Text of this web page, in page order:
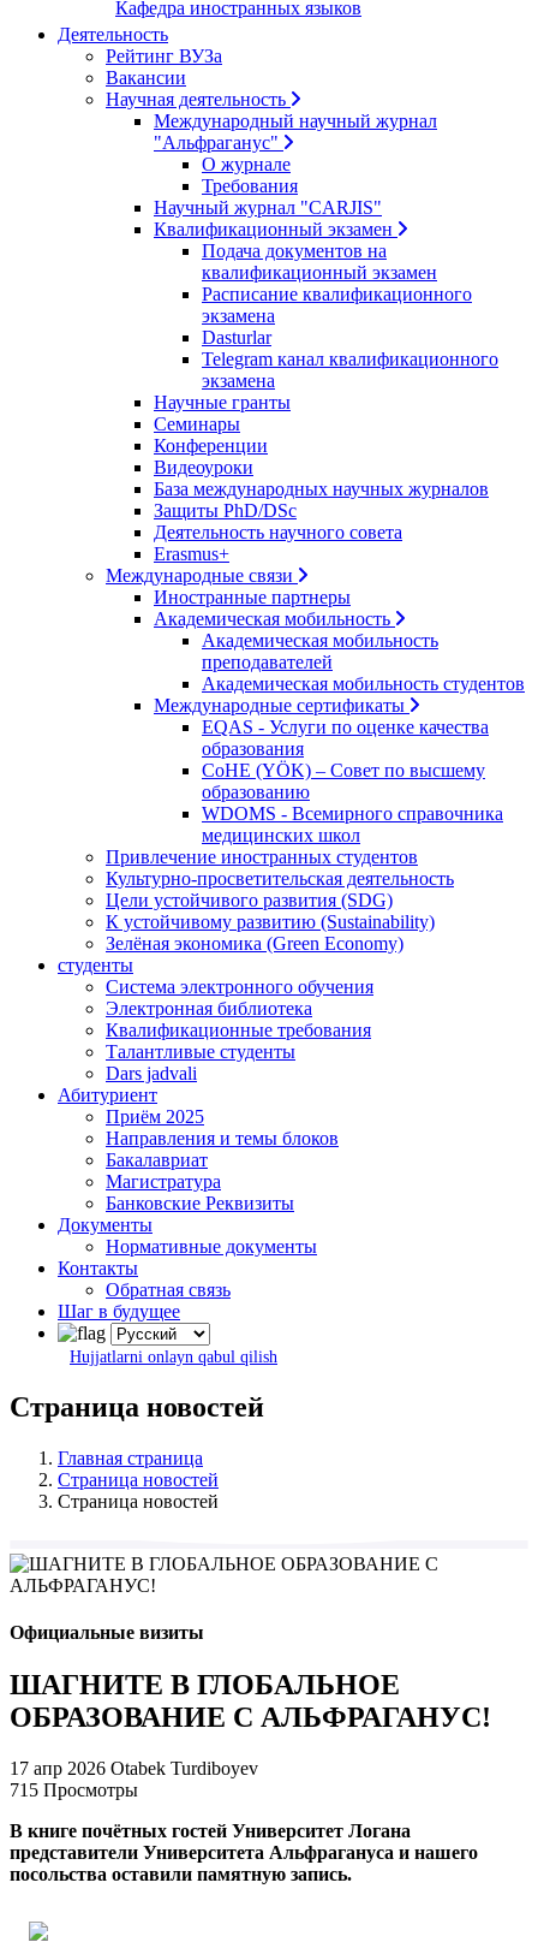
Кафедра иностранных языков
Деятельность
Рейтинг ВУЗа
Вакансии
Научная деятельность
Международный научный журнал
"Альфраганус"
О журнале
Требования
Научный журнал "CARJIS"
Квалификационный экзамен
Подача документов на
квалификационный экзамен
Расписание квалификационного
экзамена
Dasturlar
Telegram канал квалификационного
экзамена
Научные гранты
Семинары
Конференции
Видеоуроки
База международных научных журналов
Защиты PhD/DSc
Деятельность научного совета
Erasmus+
Международные связи
Иностранные партнеры
Академическая мобильность
Академическая мобильность
преподавателей
Академическая мобильность студентов
Международные сертификаты
EQAS - Услуги по оценке качества
образования
CoHE (YÖK) – Совет по высшему
образованию
WDOMS - Всемирного справочника
медицинских школ
Привлечение иностранных студентов
Культурно-просветительская деятельность
Цели устойчивого развития (SDG)
К устойчивому развитию (Sustainability)
Зелёная экономика (Green Economy)
студенты
Система электронного обучения
Электронная библиотека
Квалификационные требования
Талантливые студенты
Dars jadvali
Абитуриент
Приём 2025
Направления и темы блоков
Бакалавриат
Магистратура
Банковские Реквизиты
Документы
Нормативные документы
Контакты
Обратная связь
Шаг в будущее
Hujjatlarni onlayn qabul qilish
Страница новостей
Главная страница
Страница новостей
Страница новостей
Официальные визиты
ШАГНИТЕ В ГЛОБАЛЬНОЕ
ОБРАЗОВАНИЕ С АЛЬФРАГАНУС!
17 апр 2026 Otabek Turdiboyev
715 Просмотры
В книге почётных гостей Университет Логана
представители Университета Альфрагануса и нашего
посольства оставили памятную запись.